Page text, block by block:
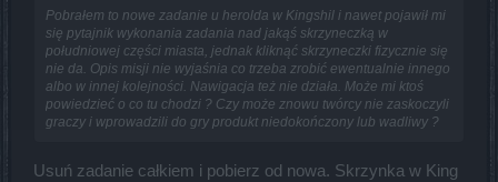
Pobrałem to nowe zadanie u herolda w Kingshil i nawet pojawił mi
się pytajnik wykonania zadania nad jakąś skrzyneczką w
południowej części miasta, jednak kliknąć skrzyneczki fizycznie się
nie da. Opis misji nie wyjaśnia co trzeba zrobić ewentualnie innego
albo w innej kolejności. Nawigacja też nie działa. Może mi ktoś
powiedzieć o co tu chodzi ? Czy może znowu twórcy nie zaskoczyli
graczy i wprowadzili do gry produkt niedokończony lub wadliwy ?
Usuń zadanie całkiem i pobierz od nowa. Skrzynka w King